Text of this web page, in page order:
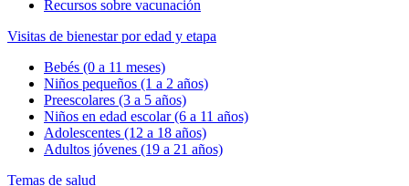
Recursos sobre vacunación
Visitas de bienestar por edad y etapa
Bebés (0 a 11 meses)
Niños pequeños (1 a 2 años)
Preescolares (3 a 5 años)
Niños en edad escolar (6 a 11 años)
Adolescentes (12 a 18 años)
Adultos jóvenes (19 a 21 años)
Temas de salud